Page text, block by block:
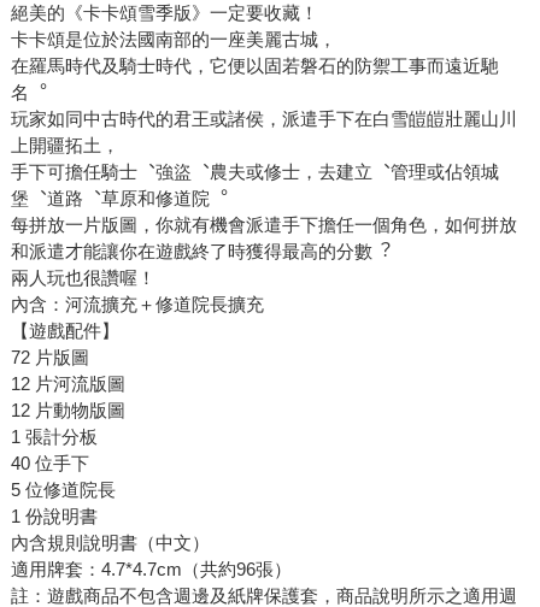
絕美的《卡卡頌雪季版》一定要收藏！
卡卡頌是位於法國南部的一座美麗古城，
在羅馬時代及騎士時代，它便以固若磐石的防禦工事而遠近馳
名︒
玩家如同中古時代的君王或諸侯，派遣手下在白雪皚皚壯麗山川
上開疆拓土，
手下可擔任騎士︑強盜︑農夫或修士，去建立︑管理或佔領城
堡︑道路︑草原和修道院︒
每拼放一片版圖，你就有機會派遣手下擔任一個角色，如何拼放
和派遣才能讓你在遊戲終了時獲得最高的分數︖
兩人玩也很讚喔！
內含：河流擴充＋修道院長擴充
【遊戲配件】
72 片版圖
12 片河流版圖
12 片動物版圖
1 張計分板
40 位手下
5 位修道院長
1 份說明書
內含規則說明書（中文）
適用牌套：4.7*4.7cm（共約96張）
註：遊戲商品不包含週邊及紙牌保護套，商品說明所示之適用週